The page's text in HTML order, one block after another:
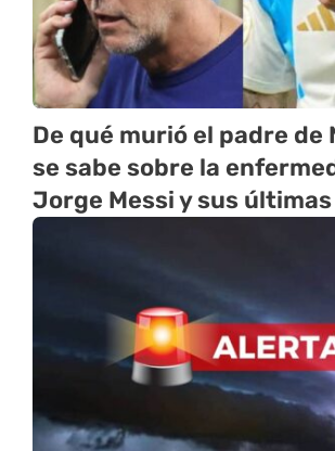
De qué murió el padre de
se sabe sobre la
Jorge Messi y sus